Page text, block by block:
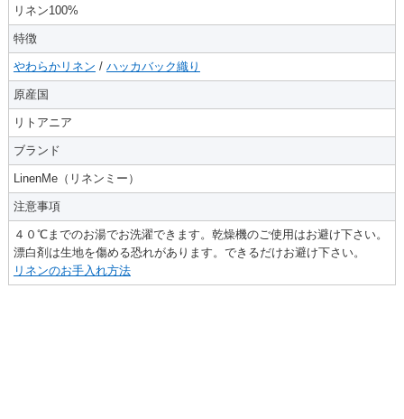
リネン100%
特徴
やわらかリネン / ハッカバック織り
原産国
リトアニア
ブランド
LinenMe（リネンミー）
注意事項
４０℃までのお湯でお洗濯できます。乾燥機のご使用はお避け下さい。
漂白剤は生地を傷める恐れがあります。できるだけお避け下さい。
リネンのお手入れ方法